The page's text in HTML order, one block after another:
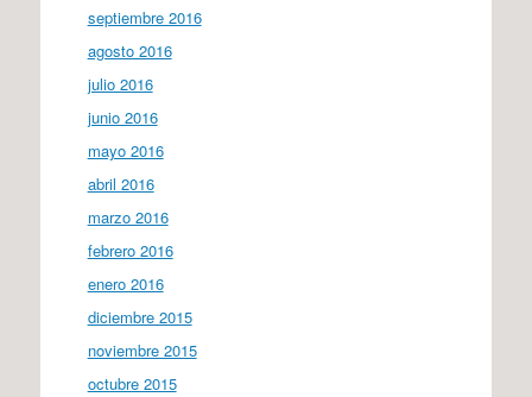
septiembre 2016
agosto 2016
julio 2016
junio 2016
mayo 2016
abril 2016
marzo 2016
febrero 2016
enero 2016
diciembre 2015
noviembre 2015
octubre 2015